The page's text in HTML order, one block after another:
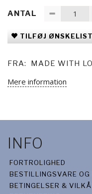
ANTAL
TILFØJ
FRA: MADE WITH
Mere information
INFO
FORTROLIGHED
BESTILLINGSVARE OG
BETINGELSER &